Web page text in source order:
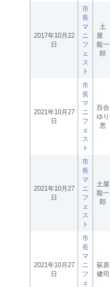
2017年10月22
日
市
長
マ
ニ
フ
ェ
ス
ト
土
屋
龍一
郎
2021年10月27
日
市
長
マ
ニ
フ
ェ
ス
ト
百合
ゆり
恵
2021年10月27
日
市
長
マ
ニ
フ
ェ
ス
ト
土屋
龍一
郎
2021年10月27
日
市
長
マ
ニ
フ
ェ
荻原
健司